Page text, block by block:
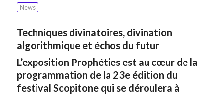
News
Techniques divinatoires, divination
algorithmique et échos du futur
L’exposition Prophéties est au cœur de la
programmation de la 23e édition du
festival Scopitone qui se déroulera à